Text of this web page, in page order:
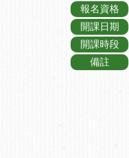
報名資格
開課日期
開課時段
備註